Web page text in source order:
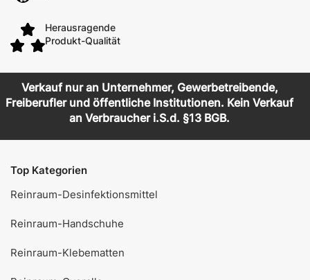
Herausragende
Produkt-Qualität
Verkauf nur an Unternehmer, Gewerbetreibende,
Freiberufler und öffentliche Institutionen. Kein Verkauf
an Verbraucher i.S.d. §13 BGB.
Top Kategorien
Reinraum-Desinfektionsmittel
Reinraum-Handschuhe
Reinraum-Klebematten